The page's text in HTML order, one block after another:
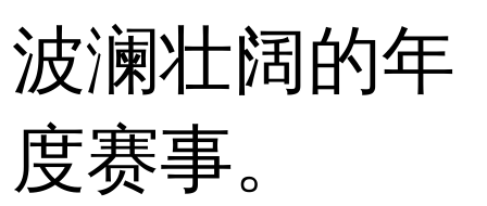
波澜壮阔的年
度赛事。